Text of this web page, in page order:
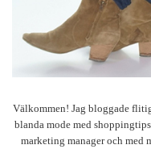
Välkommen! Jag bloggade
blanda mode med
marketing manager och med